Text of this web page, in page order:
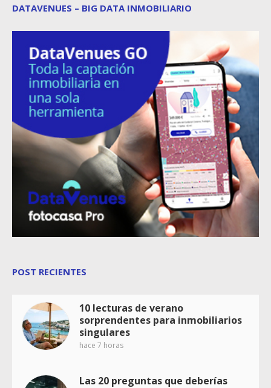
DATAVENUES – BIG DATA INMOBILIARIO
POST RECIENTES
10 lecturas de verano
sorprendentes para inmobiliarios
singulares
hace 7 horas
Las 20 preguntas que deberías